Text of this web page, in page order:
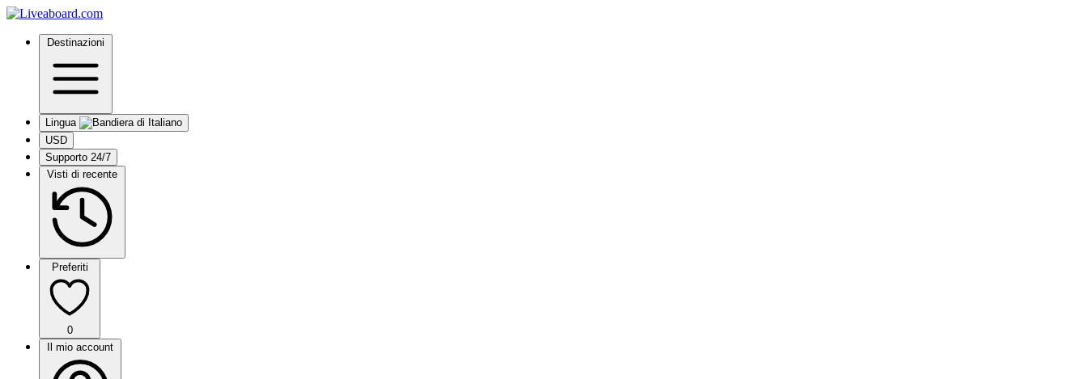
Destinazioni
Lingua
USD
Supporto 24/7
Visti di recente
Preferiti
0
Il mio account